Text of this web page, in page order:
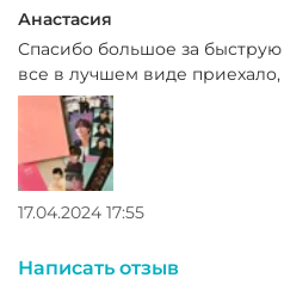
Анастасия
Спасибо большое за быструю
все в лучшем виде приехало,
17.04.2024 17:55
Написать отзыв